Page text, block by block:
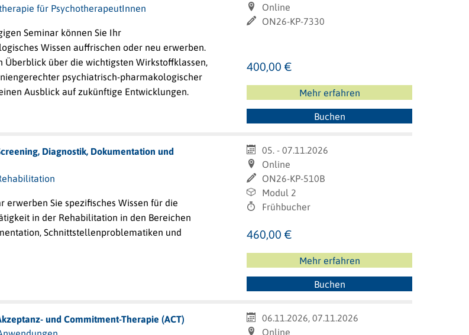
für PsychotherapeutInnen
Seminar können Sie Ihr
Wissen auffrischen oder neu erwerben.
Überblick über die wichtigsten Wirkstoffklassen,
psychiatrisch-pharmakologischer
Ausblick auf zukünftige Entwicklungen.
Online
ON26-KP-7330
400,00 €
Mehr erfahren
Buchen
Diagnostik, Dokumentation und
erwerben Sie spezifisches Wissen für die
in der Rehabilitation in den Bereichen
Schnittstellenproblematiken und
05. - 07.11.2026
Online
ON26-KP-510B
Modul 2
Frühbucher
460,00 €
Mehr erfahren
Buchen
und Commitment-Therapie (ACT)
06.11.2026, 07.11.2026
Online